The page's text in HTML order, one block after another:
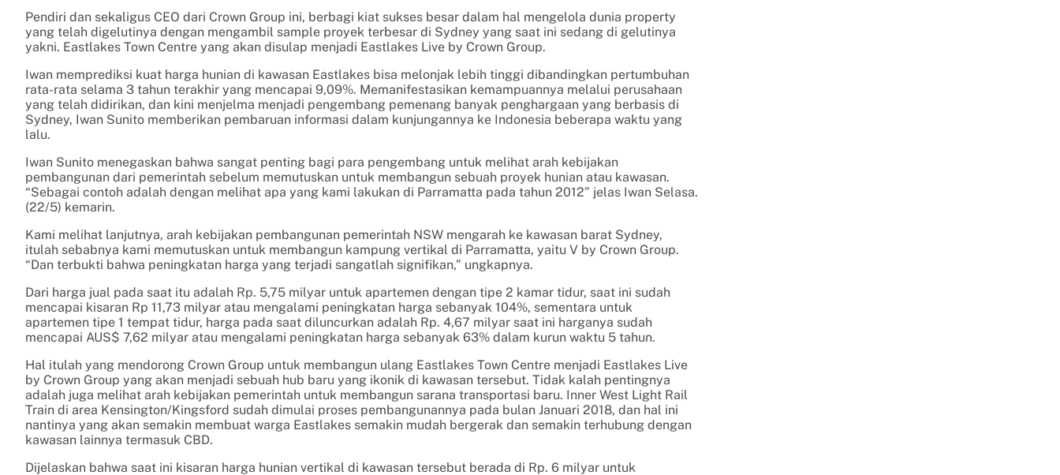
Pendiri dan sekaligus CEO dari Crown Group ini, berbagi kiat sukses besar dalam hal mengelola dunia property
yang telah digelutinya dengan mengambil sample proyek terbesar di Sydney yang saat ini sedang di gelutinya
yakni. Eastlakes Town Centre yang akan disulap menjadi Eastlakes Live by Crown Group.
Iwan memprediksi kuat harga hunian di kawasan Eastlakes bisa melonjak lebih tinggi dibandingkan pertumbuhan
rata-rata selama 3 tahun terakhir yang mencapai 9,09%. Memanifestasikan kemampuannya melalui perusahaan
yang telah didirikan, dan kini menjelma menjadi pengembang pemenang banyak penghargaan yang berbasis di
Sydney, Iwan Sunito memberikan pembaruan informasi dalam kunjungannya ke Indonesia beberapa waktu yang
lalu.
Iwan Sunito menegaskan bahwa sangat penting bagi para pengembang untuk melihat arah kebijakan
pembangunan dari pemerintah sebelum memutuskan untuk membangun sebuah proyek hunian atau kawasan.
“Sebagai contoh adalah dengan melihat apa yang kami lakukan di Parramatta pada tahun 2012” jelas Iwan Selasa.
(22/5) kemarin.
Kami melihat lanjutnya, arah kebijakan pembangunan pemerintah NSW mengarah ke kawasan barat Sydney,
itulah sebabnya kami memutuskan untuk membangun kampung vertikal di Parramatta, yaitu V by Crown Group.
“Dan terbukti bahwa peningkatan harga yang terjadi sangatlah signifikan,” ungkapnya.
Dari harga jual pada saat itu adalah Rp. 5,75 milyar untuk apartemen dengan tipe 2 kamar tidur, saat ini sudah
mencapai kisaran Rp 11,73 milyar atau mengalami peningkatan harga sebanyak 104%, sementara untuk
apartemen tipe 1 tempat tidur, harga pada saat diluncurkan adalah Rp. 4,67 milyar saat ini harganya sudah
mencapai AUS$ 7,62 milyar atau mengalami peningkatan harga sebanyak 63% dalam kurun waktu 5 tahun.
Hal itulah yang mendorong Crown Group untuk membangun ulang Eastlakes Town Centre menjadi Eastlakes Live
by Crown Group yang akan menjadi sebuah hub baru yang ikonik di kawasan tersebut. Tidak kalah pentingnya
adalah juga melihat arah kebijakan pemerintah untuk membangun sarana transportasi baru. Inner West Light Rail
Train di area Kensington/Kingsford sudah dimulai proses pembangunannya pada bulan Januari 2018, dan hal ini
nantinya yang akan semakin membuat warga Eastlakes semakin mudah bergerak dan semakin terhubung dengan
kawasan lainnya termasuk CBD.
Dijelaskan bahwa saat ini kisaran harga hunian vertikal di kawasan tersebut berada di Rp. 6 milyar untuk